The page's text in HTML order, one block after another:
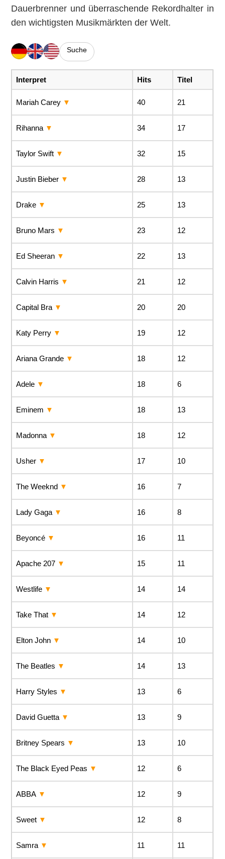
Dauerbrenner und überraschende Rekordhalter in
den wichtigsten Musikmärkten der Welt.
Suche
Interpret Hits Titel
Mariah Carey 40 21
Rihanna 34 17
Taylor Swift 32 15
Justin Bieber 28 13
Drake 25 13
Bruno Mars 23 12
Ed Sheeran 22 13
Calvin Harris 21 12
Capital Bra 20 20
Katy Perry 19 12
Ariana Grande 18 12
Adele 18 6
Eminem 18 13
Madonna 18 12
Usher 17 10
The Weeknd 16 7
Lady Gaga 16 8
Beyoncé 16 11
Apache 207 15 11
Westlife 14 14
Take That 14 12
Elton John 14 10
The Beatles 14 13
Harry Styles 13 6
David Guetta 13 9
Britney Spears 13 10
The Black Eyed Peas 12 6
ABBA 12 9
Sweet 12 8
Samra 11 11